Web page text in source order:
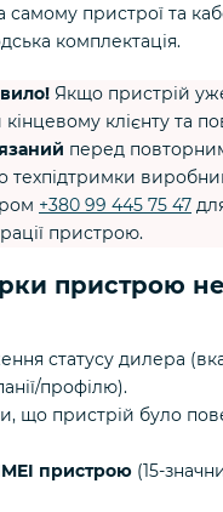
самому пристрої та
комплектація.
Якщо пристрій
кінцевому клієнту та
перед
техпідтримки
+380 99 445 75 47
пристрою.
пристрою
статусу дилера
профілю).
що пристрій було
пристрою (15-